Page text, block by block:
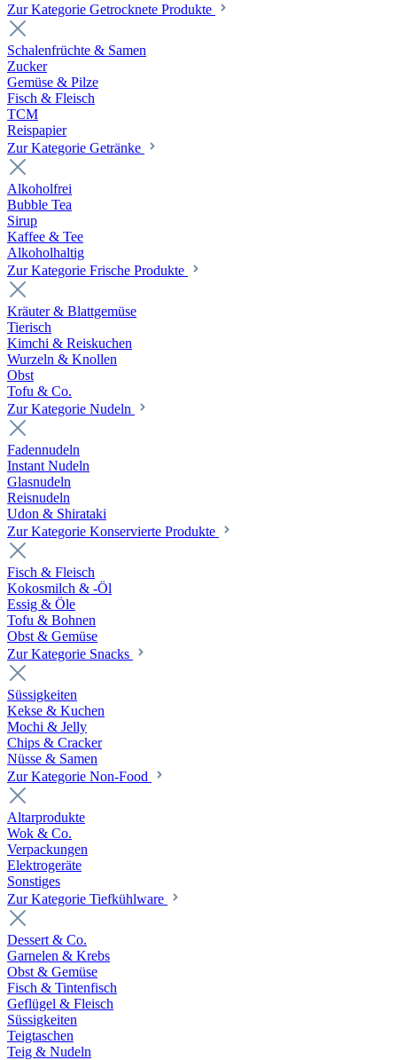
Zur Kategorie Getrocknete Produkte
Schalenfrüchte & Samen
Zucker
Gemüse & Pilze
Fisch & Fleisch
TCM
Reispapier
Zur Kategorie Getränke
Alkoholfrei
Bubble Tea
Sirup
Kaffee & Tee
Alkoholhaltig
Zur Kategorie Frische Produkte
Kräuter & Blattgemüse
Tierisch
Kimchi & Reiskuchen
Wurzeln & Knollen
Obst
Tofu & Co.
Zur Kategorie Nudeln
Fadennudeln
Instant Nudeln
Glasnudeln
Reisnudeln
Udon & Shirataki
Zur Kategorie Konservierte Produkte
Fisch & Fleisch
Kokosmilch & -Öl
Essig & Öle
Tofu & Bohnen
Obst & Gemüse
Zur Kategorie Snacks
Süssigkeiten
Kekse & Kuchen
Mochi & Jelly
Chips & Cracker
Nüsse & Samen
Zur Kategorie Non-Food
Altarprodukte
Wok & Co.
Verpackungen
Elektrogeräte
Sonstiges
Zur Kategorie Tiefkühlware
Dessert & Co.
Garnelen & Krebs
Obst & Gemüse
Fisch & Tintenfisch
Geflügel & Fleisch
Süssigkeiten
Teigtaschen
Teig & Nudeln